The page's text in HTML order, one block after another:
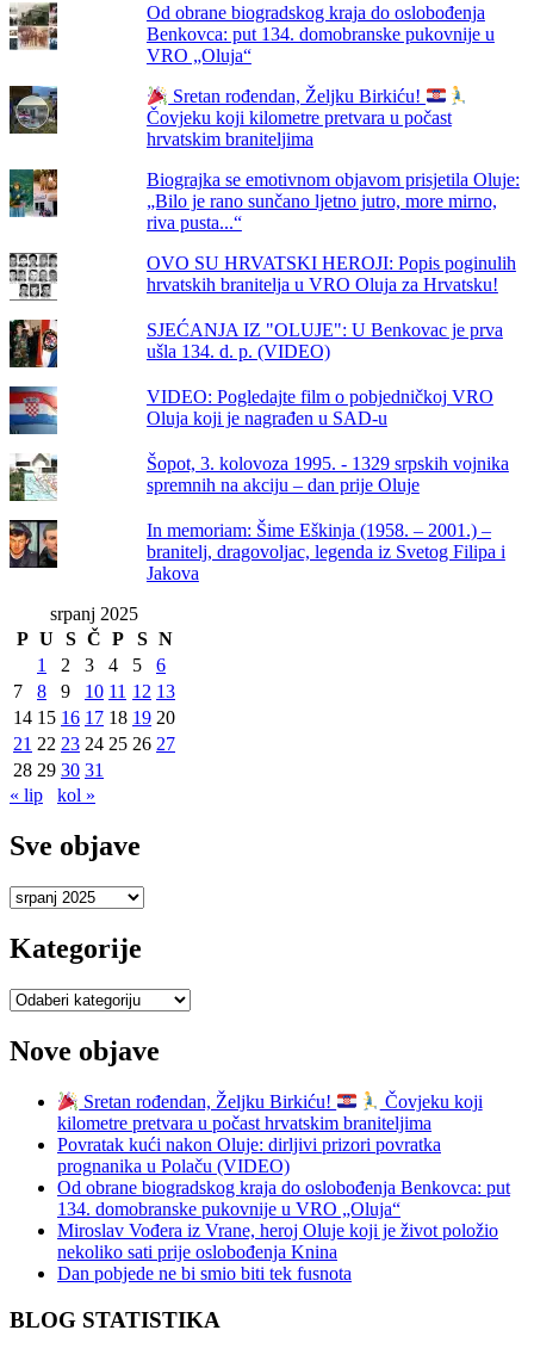
Od obrane biogradskog kraja do oslobođenja
Benkovca: put 134. domobranske pukovnije u
VRO „Oluja“
Sretan rođendan, Željku Birkiću!
Čovjeku koji kilometre pretvara u počast
hrvatskim braniteljima
Biograjka se emotivnom objavom prisjetila Oluje:
„Bilo je rano sunčano ljetno jutro, more mirno,
riva pusta...“
OVO SU HRVATSKI HEROJI: Popis poginulih
hrvatskih branitelja u VRO Oluja za Hrvatsku!
SJEĆANJA IZ "OLUJE": U Benkovac je prva
ušla 134. d. p. (VIDEO)
VIDEO: Pogledajte film o pobjedničkoj VRO
Oluja koji je nagrađen u SAD-u
Šopot, 3. kolovoza 1995. - 1329 srpskih vojnika
spremnih na akciju – dan prije Oluje
In memoriam: Šime Eškinja (1958. – 2001.) –
branitelj, dragovoljac, legenda iz Svetog Filipa i
Jakova
srpanj 2025
P U S Č P S N
1
2 3 4 5
6
7
8 9 10 11 12 13
14 15 16 17 18 19 20
21 22 23 24 25 26 27
28 29 30 31
« lip
kol »
Sve objave
Sve
Kategorije
Kategorije
Nove objave
Sretan rođendan, Željku Birkiću!
Čovjeku koji
kilometre pretvara u počast hrvatskim braniteljima
Povratak kući nakon Oluje: dirljivi prizori povratka
prognanika u Polaču (VIDEO)
Od obrane biogradskog kraja do oslobođenja Benkovca: put
134. domobranske pukovnije u VRO „Oluja“
Miroslav Vođera iz Vrane, heroj Oluje koji je život položio
nekoliko sati prije oslobođenja Knina
Dan pobjede ne bi smio biti tek fusnota
BLOG STATISTIKA